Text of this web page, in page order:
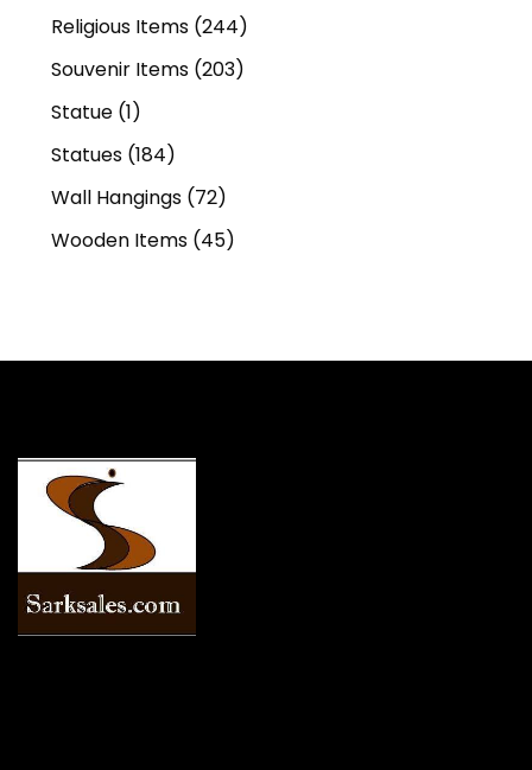
Religious Items (244)
Souvenir Items (203)
Statue (1)
Statues (184)
Wall Hangings (72)
Wooden Items (45)